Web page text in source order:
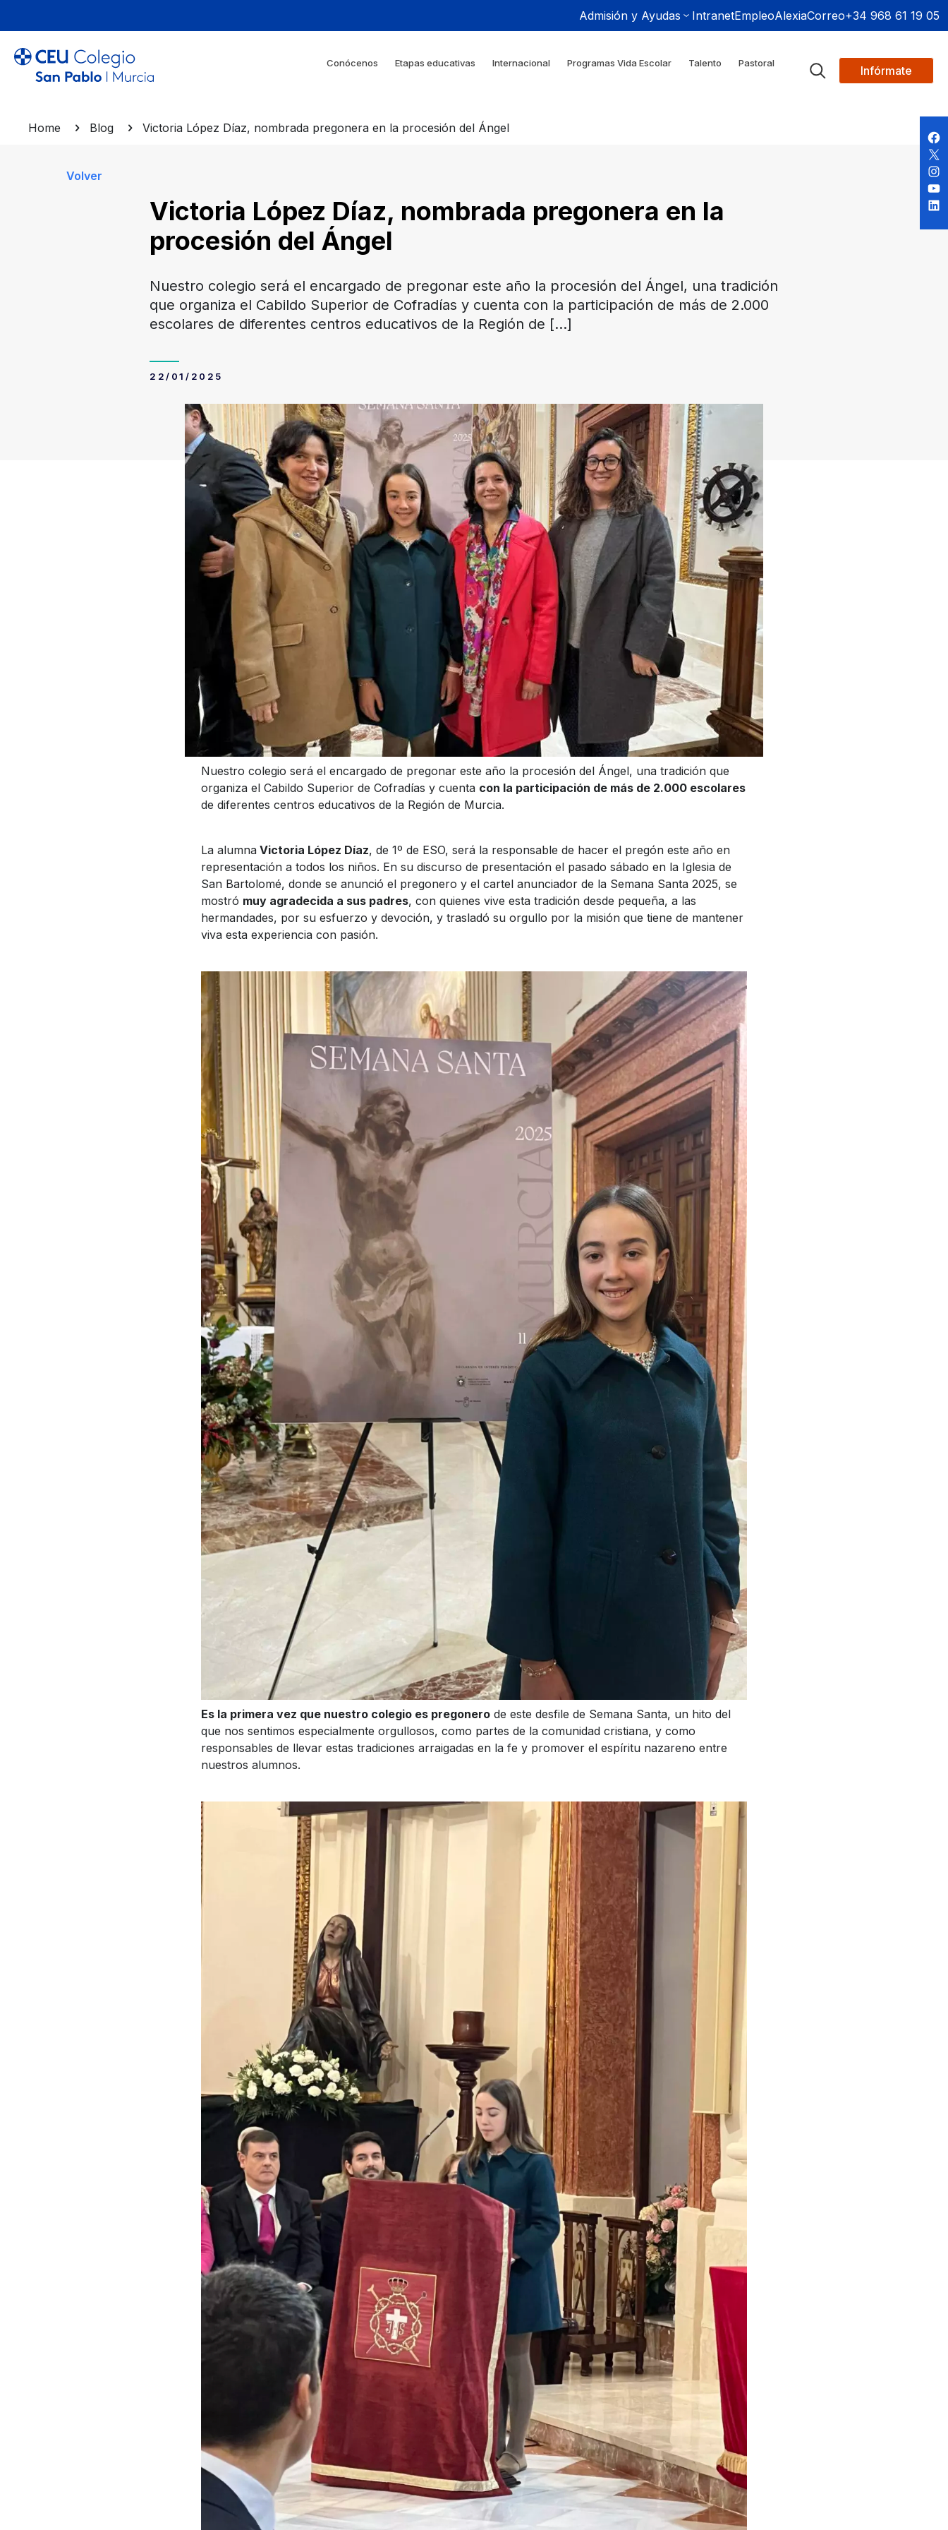
Admisión y Ayudas IntranetEmpleoAlexiaCorreo+34 968 61 19 05
Conócenos Etapas educativas Internacional Programas Vida Escolar Talento Pastoral
Infórmate
Home Blog Victoria López Díaz, nombrada pregonera en la procesión del Ángel
Volver
Victoria López Díaz, nombrada pregonera en la
procesión del Ángel
Nuestro colegio será el encargado de pregonar este año la procesión del Ángel, una tradición
que organiza el Cabildo Superior de Cofradías y cuenta con la participación de más de 2.000
escolares de diferentes centros educativos de la Región de […]
22/01/2025
Nuestro colegio será el encargado de pregonar este año la procesión del Ángel, una tradición que
organiza el Cabildo Superior de Cofradías y cuenta con la participación de más de 2.000 escolares
de diferentes centros educativos de la Región de Murcia.
La alumnaVictoria López Díaz, de 1º de ESO, será la responsable de hacer el pregón este año en
representación a todos los niños. En su discurso de presentación el pasado sábado en la Iglesia de
San Bartolomé, donde se anunció el pregonero y el cartel anunciador de la Semana Santa 2025, se
mostró muy agradecida a sus padres, con quienes vive esta tradición desde pequeña, a las
hermandades, por su esfuerzo y devoción, y trasladó su orgullo por la misión que tiene de mantener
viva esta experiencia con pasión.
Es la primera vez que nuestro colegio es pregonerode este desfile de Semana Santa, un hito del
que nos sentimos especialmente orgullosos, como partes de la comunidad cristiana, y como
responsables de llevar estas tradiciones arraigadas en la fe y promover el espíritu nazareno entre
nuestros alumnos.